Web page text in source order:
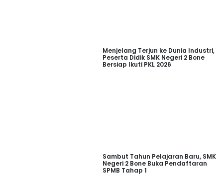
Menjelang Terjun ke Dunia Industri,
Peserta Didik SMK Negeri 2 Bone
Bersiap Ikuti PKL 2026
Sambut Tahun Pelajaran Baru, SMK
Negeri 2 Bone Buka Pendaftaran
SPMB Tahap 1